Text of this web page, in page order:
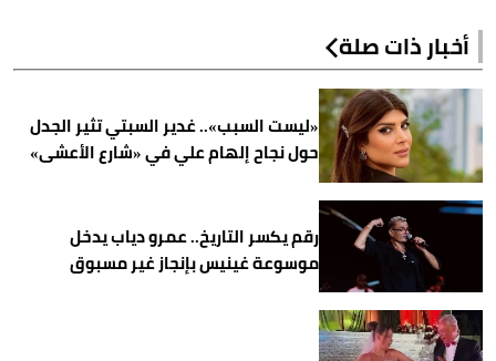
أخبار ذات صلة
«ليست السبب».. غدير السبتي تثير الجدل
حول نجاح إلهام علي في «شارع الأعشى»
رقم يكسر التاريخ.. عمرو دياب يدخل
موسوعة غينيس بإنجاز غير مسبوق